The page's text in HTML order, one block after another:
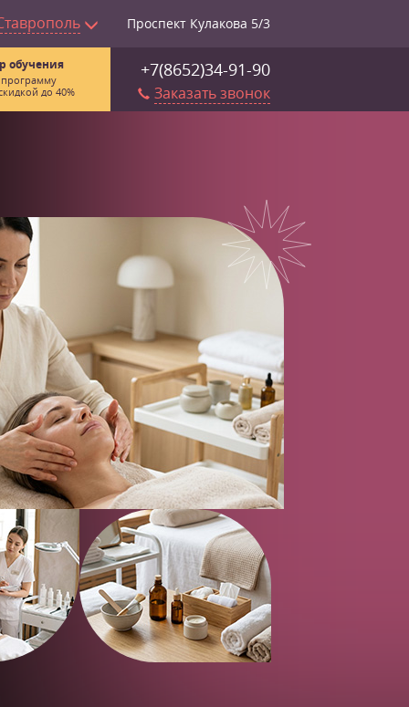
Проспект Кулакова 5/3
+7(8652)34-91-90
Заказать звонок
обучения
до 40%